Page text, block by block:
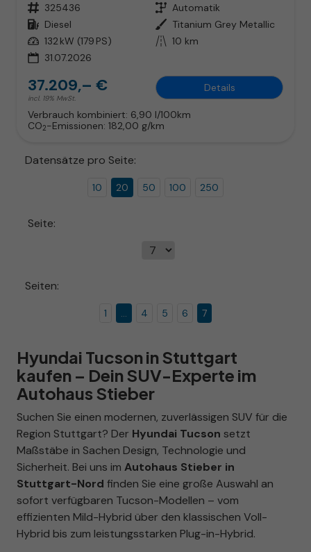
Fahrzeugnr. 325436 Getriebe Automatik
Kraftstoff Diesel Außenfarbe Titanium Grey Metallic
Leistung 132 kW (179 PS) Kilometerstand 10 km
31.07.2026
37.209,– €
incl. 19% MwSt.
Details
Verbrauch kombiniert: 6,90 l/100km
CO2-Emissionen: 182,00 g/km
Datensätze pro Seite:
10 20 50 100 250
Seite:
Seiten:
1 ... 4 5 6 7
Hyundai Tucson in Stuttgart
kaufen – Dein SUV-Experte im
Autohaus Stieber
Suchen Sie einen modernen, zuverlässigen SUV für die
Region Stuttgart? Der Hyundai Tucson setzt
Maßstäbe in Sachen Design, Technologie und
Sicherheit. Bei uns im Autohaus Stieber in
Stuttgart-Nord finden Sie eine große Auswahl an
sofort verfügbaren Tucson-Modellen – vom
effizienten Mild-Hybrid über den klassischen Voll-
Hybrid bis zum leistungsstarken Plug-in-Hybrid.